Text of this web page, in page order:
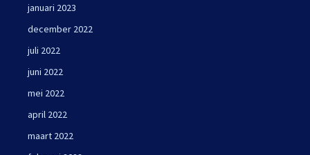
januari 2023
december 2022
juli 2022
juni 2022
mei 2022
april 2022
maart 2022